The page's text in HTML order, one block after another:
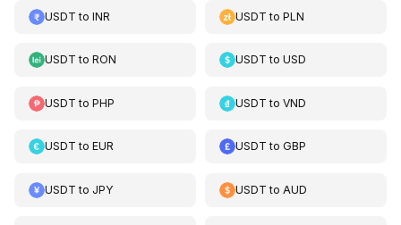
USDT to INR USDT toPLN
USDT to RON USDT toUSD
USDT to PHP USDT toVND
USDT to EUR USDT toGBP
USDT to JPY USDT to AUD